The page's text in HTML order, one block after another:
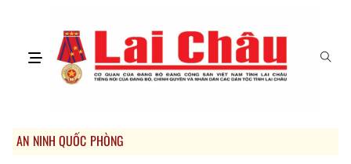
AN NINH QUỐC PHÒNG